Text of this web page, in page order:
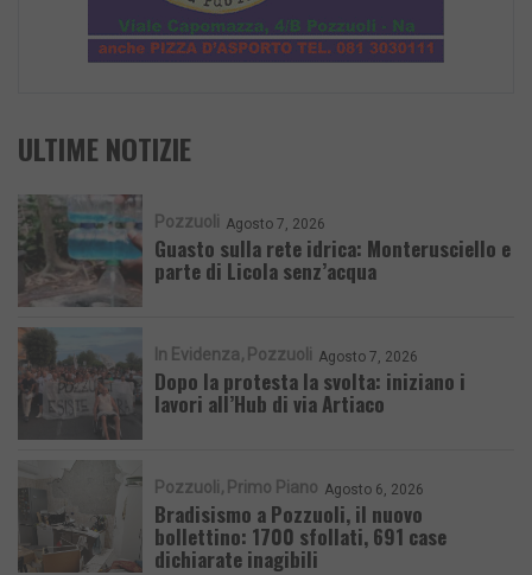
ULTIME NOTIZIE
Pozzuoli Agosto 7, 2026
Guasto sulla rete idrica: Monterusciello e
parte di Licola senz’acqua
In Evidenza Pozzuoli Agosto 7, 2026
Dopo la protesta la svolta: iniziano i
lavori all’Hub di via Artiaco
Pozzuoli Primo Piano Agosto 6, 2026
Bradisismo a Pozzuoli, il nuovo
bollettino: 1700 sfollati, 691 case
dichiarate inagibili